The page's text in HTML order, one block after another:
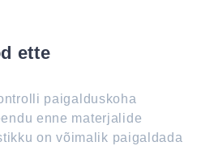
ette
paigalduskoha
enne materjalide
on võimalik paigaldada